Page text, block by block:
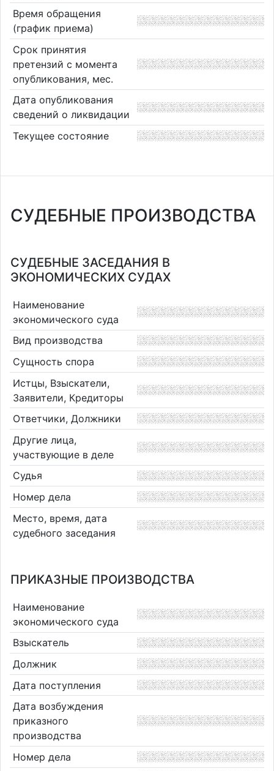
Время обращения
(график приема)
Срок принятия
претензий с момента
опубликования, мес.
Дата опубликования
сведений о ликвидации
Текущее состояние
СУДЕБНЫЕ ПРОИЗВОДСТВА
СУДЕБНЫЕ ЗАСЕДАНИЯ В
ЭКОНОМИЧЕСКИХ СУДАХ
Наименование
экономического суда
Вид производства
Сущность спора
Истцы, Взыскатели,
Заявители, Кредиторы
Ответчики, Должники
Другие лица,
участвующие в деле
Судья
Номер дела
Место, время, дата
судебного заседания
ПРИКАЗНЫЕ ПРОИЗВОДСТВА
Наименование
экономического суда
Взыскатель
Должник
Дата поступления
Дата возбуждения
приказного
производства
Номер дела